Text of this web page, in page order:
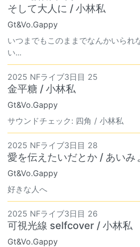
そして大人に / 小林私
Gt&Vo.Gappy
いつまでもこのままでなんかいられ
い...
2025 NFライブ3日目 25
金平糖 / 小林私
Gt&Vo.Gappy
サウンドチェック: 四角 / 小林私
2025 NFライブ3日目 28
愛を伝えたいだとか / あいみ
Gt&Vo.Gappy
好きな人へ
2025 NFライブ3日目 26
可視光線 selfcover / 小林私
Gt&Vo.Gappy